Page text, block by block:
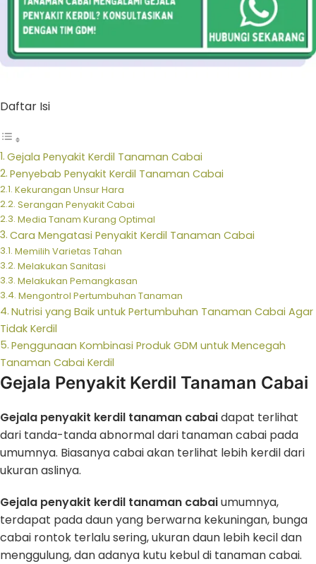
Daftar Isi
Gejala Penyakit Kerdil Tanaman Cabai
Penyebab Penyakit Kerdil Tanaman Cabai
Kekurangan Unsur Hara
Serangan Penyakit Cabai
Media Tanam Kurang Optimal
Cara Mengatasi Penyakit Kerdil Tanaman Cabai
Memilih Varietas Tahan
Melakukan Sanitasi
Melakukan Pemangkasan
Mengontrol Pertumbuhan Tanaman
Nutrisi yang Baik untuk Pertumbuhan Tanaman Cabai Agar
Tidak Kerdil
Penggunaan Kombinasi Produk GDM untuk Mencegah
Tanaman Cabai Kerdil
Gejala Penyakit Kerdil Tanaman Cabai
Gejala penyakit kerdil tanaman cabaidapat terlihat
dari tanda-tanda abnormal dari tanaman cabai pada
umumnya. Biasanya cabai akan terlihat lebih kerdil dari
ukuran aslinya.
Gejala penyakit kerdil tanaman cabaiumumnya,
terdapat pada daun yang berwarna kekuningan, bunga
cabai rontok terlalu sering, ukuran daun lebih kecil dan
menggulung, dan adanya kutu kebul di tanaman cabai.